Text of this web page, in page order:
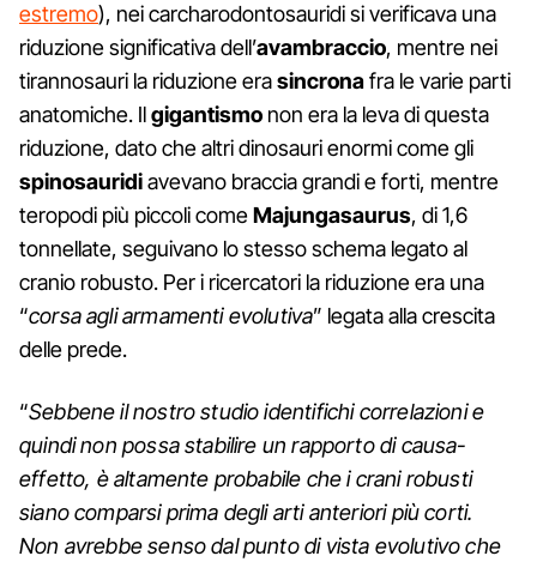
estremo), nei carcharodontosauridi si verificava una
riduzione significativa dell’avambraccio, mentre nei
tirannosauri la riduzione erasincronafra le varie parti
anatomiche. Ilgigantismo non era la leva di questa
riduzione, dato che altri dinosauri enormi come gli
spinosauridiavevano braccia grandi e forti, mentre
teropodi più piccoli comeMajungasaurus, di 1,6
tonnellate, seguivano lo stesso schema legato al
cranio robusto. Per i ricercatori la riduzione era una
“corsa agli armamenti evolutiva” legata alla crescita
delle prede.
“Sebbene il nostro studio identifichi correlazioni e
quindi non possa stabilire un rapporto di causa-
effetto, è altamente probabile che i crani robusti
siano comparsi prima degli arti anteriori più corti.
Non avrebbe senso dal punto di vista evolutivo che